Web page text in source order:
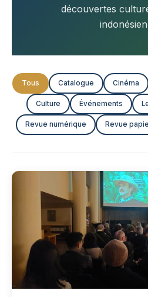
découvertes
Tous Catalogue Cinéma
Culture Événements
Revue numérique Revue